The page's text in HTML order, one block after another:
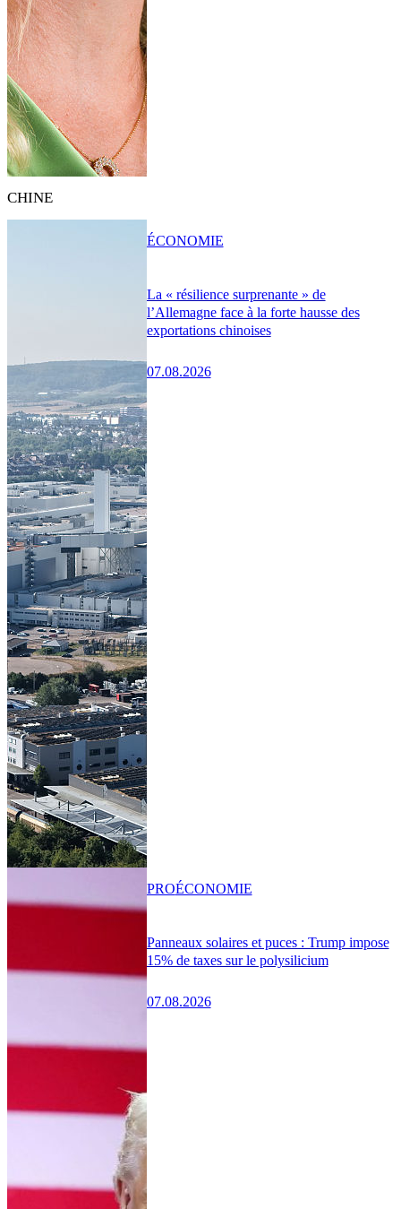
CHINE
La « résilience surprenante » de
l’Allemagne face à la forte hausse des
exportations chinoises
07.08.2026
ÉCONOMIE
Panneaux solaires et puces : Trump impose
15% de taxes sur le polysilicium
07.08.2026
PROÉCONOMIE